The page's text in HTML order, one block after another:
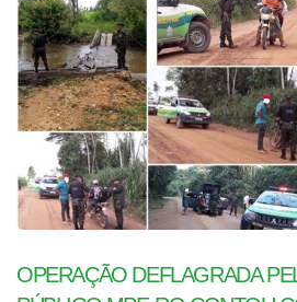
OPERAÇÃO DEFLAGRADA